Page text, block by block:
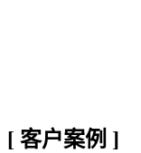
[ 客户案例 ]